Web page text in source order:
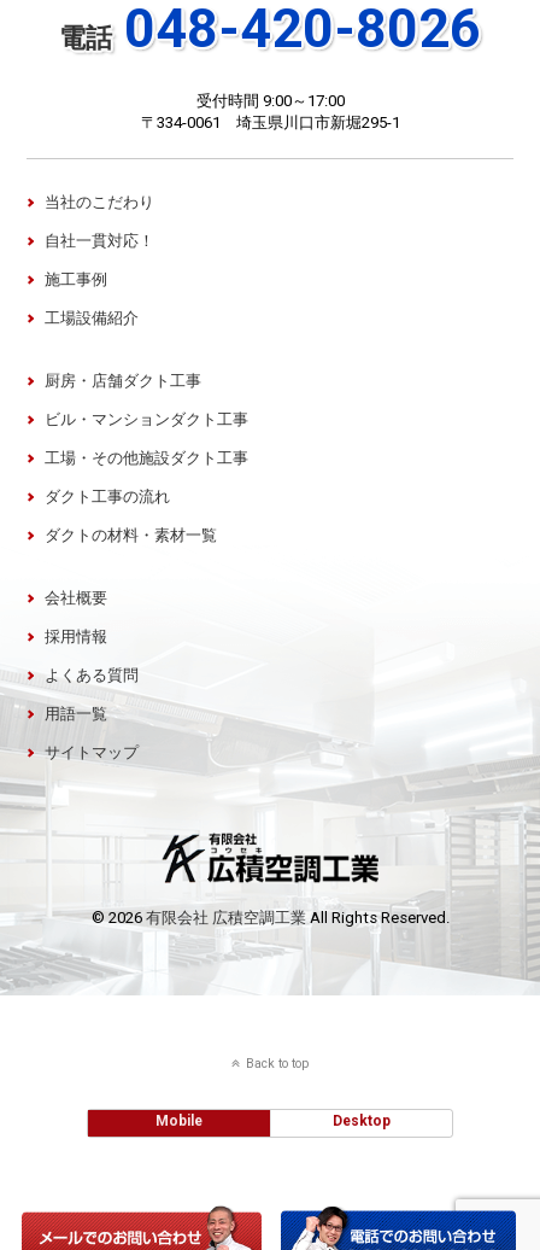
電話 048-420-8026
受付時間 9:00～17:00
〒334-0061 埼玉県川口市新堀295-1
当社のこだわり
自社一貫対応！
施工事例
工場設備紹介
厨房・店舗ダクト工事
ビル・マンションダクト工事
工場・その他施設ダクト工事
ダクト工事の流れ
ダクトの材料・素材一覧
会社概要
採用情報
よくある質問
用語一覧
サイトマップ
© 2026 有限会社 広積空調工業All Rights Reserved.
Back to top
Mobile Desktop